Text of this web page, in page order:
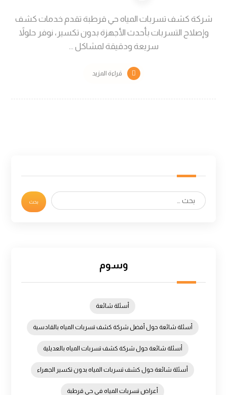
شركة كشف تسربات المياه حي قرطبة تقدم خدمات كشف
وإصلاح التسربات بأحدث الأجهزة بدون تكسير، نوفر حلولاً
سريعة ودقيقة لمشاكل ...
قراءة المزيد
وسوم
أسئلة شائعة
أسئلة شائعة حول أفضل شركة كشف تسربات المياه بالقادسية
أسئلة شائعة حول شركة كشف تسربات المياه بالعديلية
أسئلة شائعة حول كشف تسربات المياه بدون تكسير الجهراء
أعراض تسربات المياه في حي قرطبة